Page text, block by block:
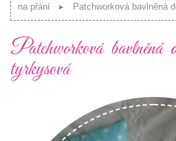
na přání
Patchworková bavlněná
Patchworková
tyrkysová